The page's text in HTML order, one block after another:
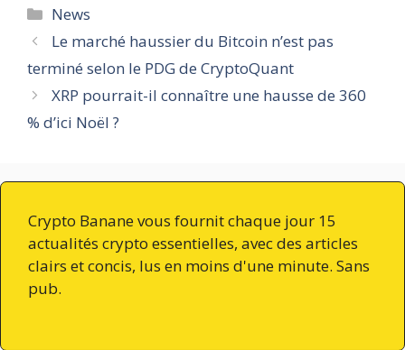
Catégories
News
Le marché haussier du Bitcoin n’est pas
terminé selon le PDG de CryptoQuant
XRP pourrait-il connaître une hausse de 360
% d’ici Noël ?
Crypto Banane vous fournit chaque jour 15
actualités crypto essentielles, avec des articles
clairs et concis, lus en moins d'une minute. Sans
pub.